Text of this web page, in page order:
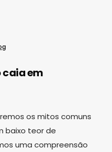
caia em
os mitos comuns
baixo teor de
uma compreensão